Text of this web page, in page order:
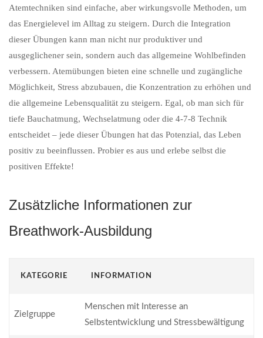
Atemtechniken sind einfache, aber wirkungsvolle Methoden, um
das Energielevel im Alltag zu steigern. Durch die Integration
dieser Übungen kann man nicht nur produktiver und
ausgeglichener sein, sondern auch das allgemeine Wohlbefinden
verbessern. Atemübungen bieten eine schnelle und zugängliche
Möglichkeit, Stress abzubauen, die Konzentration zu erhöhen und
die allgemeine Lebensqualität zu steigern. Egal, ob man sich für
tiefe Bauchatmung, Wechselatmung oder die 4-7-8 Technik
entscheidet – jede dieser Übungen hat das Potenzial, das Leben
positiv zu beeinflussen. Probier es aus und erlebe selbst die
positiven Effekte!
Zusätzliche Informationen zur
Breathwork-Ausbildung
KATEGORIE INFORMATION
Zielgruppe
Menschen mit Interesse an
Selbstentwicklung und Stressbewältigung